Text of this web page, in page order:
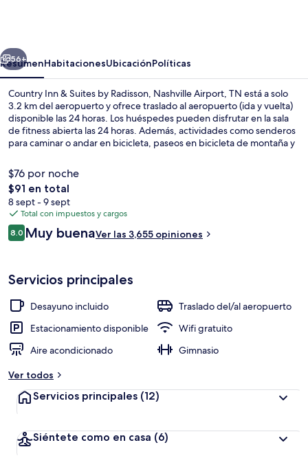
by
Radisson,
Nashville
Airport,
TN
Siguiente
56+
ResumenHabitacionesUbicaciónPolíticas
Country Inn & Suites by Radisson, Nashville Airport, TN está a solo
3.2 km del aeropuerto y ofrece traslado al aeropuerto (ida y vuelta)
disponible las 24 horas. Los huéspedes pueden disfrutar en la sala
de fitness abierta las 24 horas. Además, actividades como senderos
para caminar o andar en bicicleta, paseos en bicicleta de montaña y
tanto Estadio Nissan como Centro Musical de la Ciudad están a solo
unos minutos en auto. El personal amable y la relación entre calidad
y precio reciben muy buenas calificaciones de otros visitantes.
$76 por noche
El
precio
total
es
de
$91 en total
8 sept - 9 sept
Total con impuestos y cargos
Opiniones
8.08.0 de 10,
Muy buenaVer las 3,655 opiniones
Servicios principales
Desayuno incluido
Traslado del/al aeropuerto
Estacionamiento disponible
Wifi gratuito
Aire acondicionado
Gimnasio
Ver todos
Servicios principales (12)
Siéntete como en casa (6)